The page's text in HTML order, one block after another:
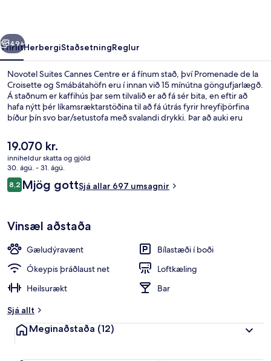
Næsta
49+
YfirlitHerbergiStaðsetningReglur
Novotel Suites Cannes Centre er á fínum stað, því Promenade de la
Croisette og Smábátahöfn eru í innan við 15 mínútna göngufjarlægð.
Á staðnum er kaffihús þar sem tilvalið er að fá sér bita, en eftir að
hafa nýtt þér líkamsræktarstöðina til að fá útrás fyrir hreyfiþörfina
bíður þín svo bar/setustofa með svalandi drykki. Þar að auki eru
Antipolis (tæknigarður) í nokkurra mínútna akstursfjarlægð.
Núverandi
verð
er
19.070 kr.
19.070 kr.
inniheldur skatta og gjöld
30. ágú. - 31. ágú.
Umsagnir
8,28,2 af 10
Mjög gottSjá allar 697 umsagnir
Vinsæl aðstaða
Gæludýravænt
Bílastæði í boði
Ókeypis þráðlaust net
Loftkæling
Heilsurækt
Bar
Sjá allt
Meginaðstaða (12)